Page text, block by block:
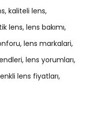
kaliteli lens
lens lens bakımı
lens markalari
lens yorumları
lens fiyatları